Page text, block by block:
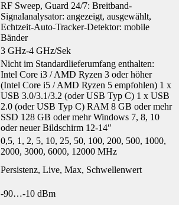
RF Sweep, Guard 24/7: Breitband-
Signalanalysator: angezeigt, ausgewählt,
Echtzeit-Auto-Tracker-Detektor: mobile
Bänder
3 GHz-4 GHz/Sek
Nicht im Standardlieferumfang enthalten:
Intel Core i3 / AMD Ryzen 3 oder höher
(Intel Core i5 / AMD Ryzen 5 empfohlen) 1 x
USB 3.0/3.1/3.2 (oder USB Typ C) 1 x USB
2.0 (oder USB Typ C) RAM 8 GB oder mehr
SSD 128 GB oder mehr Windows 7, 8, 10
oder neuer Bildschirm 12-14″
0,5, 1, 2, 5, 10, 25, 50, 100, 200, 500, 1000,
2000, 3000, 6000, 12000 MHz
Persistenz, Live, Max, Schwellenwert
-90…-10 dBm